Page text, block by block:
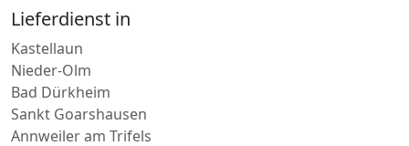
Nieder-Olm
Bad Dürkheim
Sankt Goarshausen
Annweiler am Trifels
Adenau
Rodalben